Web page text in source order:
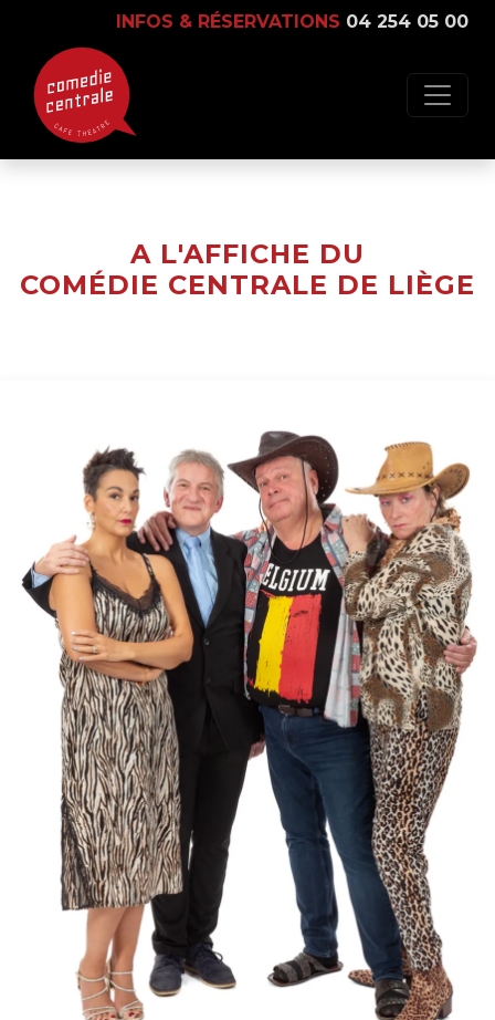
INFOS & RÉSERVATIONS 04 254 05 00
A L'AFFICHE DU
COMÉDIE CENTRALE DE LIÈGE